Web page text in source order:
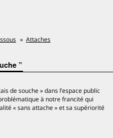
Attaches
”
de souche » dans l’espace public
à notre francité qui
« sans attache » et sa supériorité